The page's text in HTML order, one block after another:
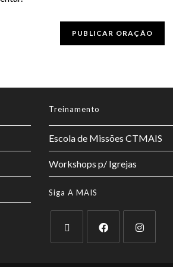
Treinamento
Escola de Missões CTMAIS
Workshops p/ Igrejas
Siga A MAIS